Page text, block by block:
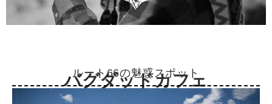
ルート66の魅惑スポット
バグダッドカフェ